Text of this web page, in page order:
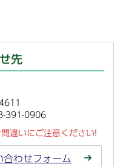
先
391-0906
違いにご注意ください!
合わせフォーム